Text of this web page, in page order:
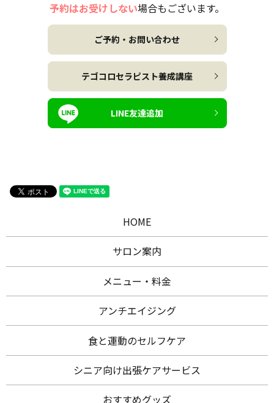
予約はお受けしない場合もございます。
ご予約・お問い合わせ
テゴコロセラピスト養成講座
LINE友達追加
HOME
サロン案内
メニュー・料金
アンチエイジング
食と運動のセルフケア
シニア向け出張ケアサービス
おすすめグッズ